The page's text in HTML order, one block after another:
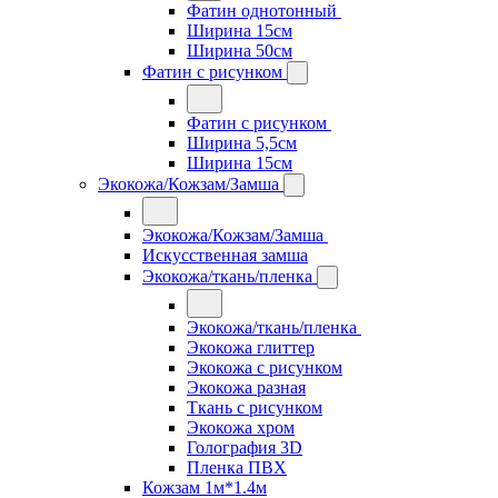
Фатин однотонный
Ширина 15см
Ширина 50см
Фатин с рисунком
Фатин с рисунком
Ширина 5,5см
Ширина 15см
Экокожа/Кожзам/Замша
Экокожа/Кожзам/Замша
Искусственная замша
Экокожа/ткань/пленка
Экокожа/ткань/пленка
Экокожа глиттер
Экокожа с рисунком
Экокожа разная
Ткань с рисунком
Экокожа хром
Голография 3D
Пленка ПВХ
Кожзам 1м*1.4м